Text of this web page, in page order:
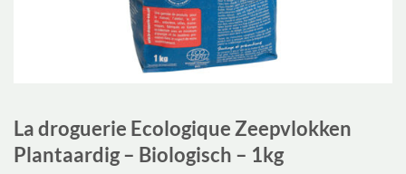
La droguerie Ecologique Zeepvlokken
Plantaardig – Biologisch – 1kg